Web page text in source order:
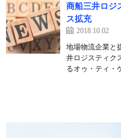
商船三井ロジ
ス拡充
2018.10.02
地場物流企業と
井ロジスティク
るオゥ・ティ・